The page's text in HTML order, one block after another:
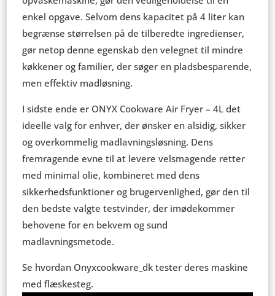
enkel opgave. Selvom dens kapacitet på 4 liter kan
begrænse størrelsen på de tilberedte ingredienser,
gør netop denne egenskab den velegnet til mindre
køkkener og familier, der søger en pladsbesparende,
men effektiv madløsning.
I sidste ende er ONYX Cookware Air Fryer – 4L det
ideelle valg for enhver, der ønsker en alsidig, sikker
og overkommelig madlavningsløsning. Dens
fremragende evne til at levere velsmagende retter
med minimal olie, kombineret med dens
sikkerhedsfunktioner og brugervenlighed, gør den til
den bedste valgte testvinder, der imødekommer
behovene for en bekvem og sund
madlavningsmetode.
Se hvordan Onyxcookware_dk tester deres maskine
med flæskesteg.